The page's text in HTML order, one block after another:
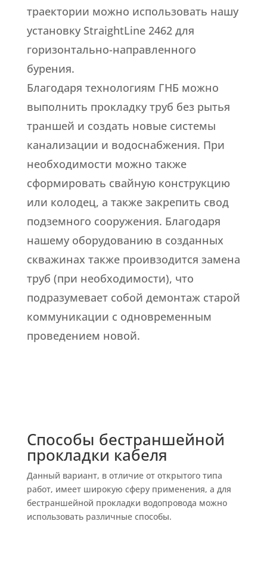
траектории можно использовать нашу
установку StraightLine 2462 для
горизонтально-направленного
бурения.
Благодаря технологиям ГНБ можно
выполнить прокладку труб без рытья
траншей и создать новые системы
канализации и водоснабжения. При
необходимости можно также
сформировать свайную конструкцию
или колодец, а также закрепить свод
подземного сооружения. Благодаря
нашему оборудованию в созданных
скважинах также проивзодится замена
труб (при необходимости), что
подразумевает собой демонтаж старой
коммуникации с одновременным
проведением новой.
Способы бестраншейной
прокладки кабеля
Данный вариант, в отличие от открытого типа
работ, имеет широкую сферу применения, а для
бестраншейной прокладки водопровода можно
использовать различные способы.